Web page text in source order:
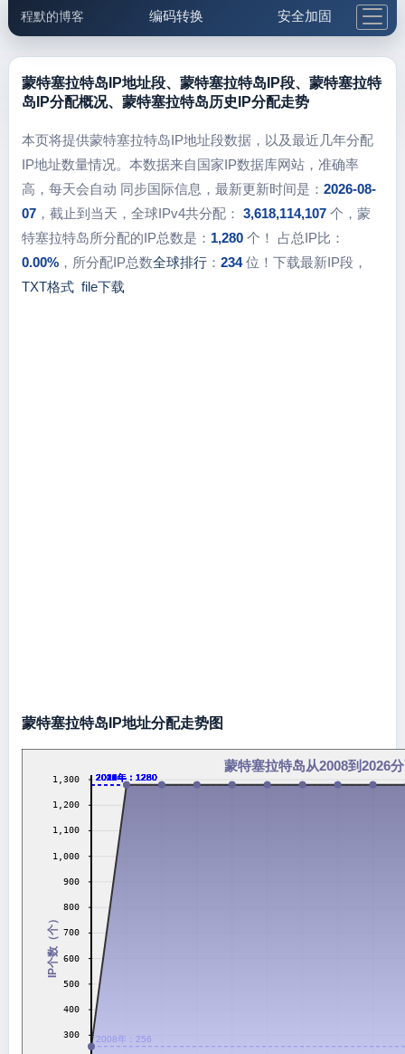
程默的博客 编码转换 安全加固
邮件工具 生活便民 更多工具
5.1支付宝大红包
蒙特塞拉特岛IP地址段、蒙特塞拉特岛IP段、蒙特塞拉特
岛IP分配概况、蒙特塞拉特岛历史IP分配走势
本页将提供蒙特塞拉特岛IP地址段数据，以及最近几年分配
IP地址数量情况。本数据来自国家IP数据库网站，准确率
高，每天会自动 同步国际信息，最新更新时间是： 2026-08-
07，截止到当天，全球IPv4共分配： 3,618,114,107个，蒙
特塞拉特岛所分配的IP总数是： 1,280个！ 占总IP比：
0.00%，所分配IP总数全球排行： 234位！下载最新IP段，
TXT格式 file下载
蒙特塞拉特岛IP地址分配走势图
蒙特塞拉特岛从2008到2026
2008年：256
2009年：1280
2010年：1280
2011年：1280
2012年：1280
2013年：1280
2014年：1280
2016年：1280
2017年：1280
2018年：1280
2019年：1280
2020年：1280
2021年：1280
2022年：1280
2023年：1280
2024年：1280
2026年：1280
300
400
500
600
700
800
900
1,000
1,100
1,200
1,300
IP个数（个）